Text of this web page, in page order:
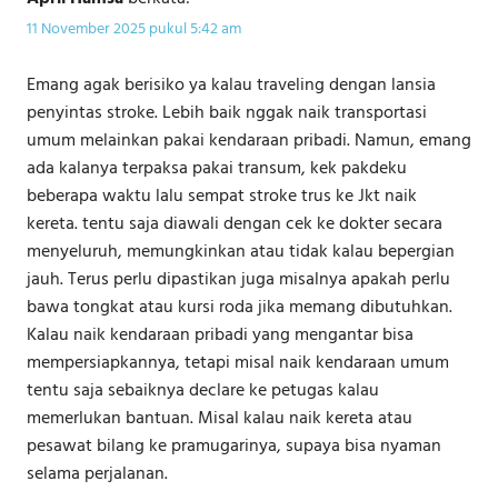
11 November 2025 pukul 5:42 am
Emang agak berisiko ya kalau traveling dengan lansia
penyintas stroke. Lebih baik nggak naik transportasi
umum melainkan pakai kendaraan pribadi. Namun, emang
ada kalanya terpaksa pakai transum, kek pakdeku
beberapa waktu lalu sempat stroke trus ke Jkt naik
kereta. tentu saja diawali dengan cek ke dokter secara
menyeluruh, memungkinkan atau tidak kalau bepergian
jauh. Terus perlu dipastikan juga misalnya apakah perlu
bawa tongkat atau kursi roda jika memang dibutuhkan.
Kalau naik kendaraan pribadi yang mengantar bisa
mempersiapkannya, tetapi misal naik kendaraan umum
tentu saja sebaiknya declare ke petugas kalau
memerlukan bantuan. Misal kalau naik kereta atau
pesawat bilang ke pramugarinya, supaya bisa nyaman
selama perjalanan.